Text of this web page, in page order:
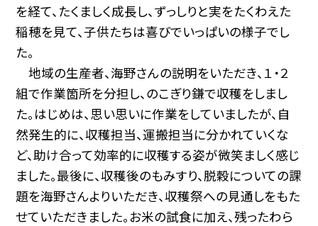
を経て、たくましく成長し、ずっしりと実をたくわえた
稲穂を見て、子供たちは喜びでいっぱいの様子でし
た。
地域の生産者、海野さんの説明をいただき、１・２
組で作業箇所を分担し、のこぎり鎌で収穫をしまし
た。はじめは、思い思いに作業をしていましたが、自
然発生的に、収穫担当、運搬担当に分かれていくな
ど、助け合って効率的に収穫する姿が微笑ましく感じ
ました。最後に、収穫後のもみすり、脱穀についての課
題を海野さんよりいただき、収穫祭への見通しをもた
せていただきました。お米の試食に加え、残ったわら